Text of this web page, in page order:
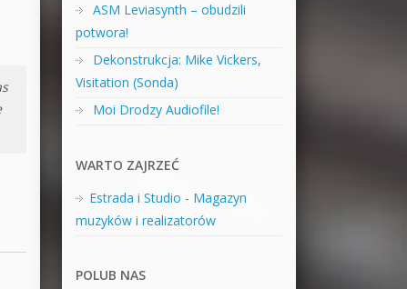
ASM Leviasynth – obudzili
potwora!
Dekonstrukcja: Mike Vickers,
Visitation (Sonda)
Moi Drodzy Audiofile!
WARTO ZAJRZEĆ
Estrada i Studio - Magazyn
muzyków i realizatorów
POLUB NAS